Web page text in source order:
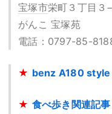
宝塚市栄町３丁目３
がんこ 宝塚苑
電話：0797-85-
★ benz A180 style
★ 食べ歩き関連記